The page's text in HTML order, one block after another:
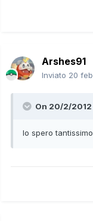
Arshes91
Inviato 20
On 20/2/2012
Io spero